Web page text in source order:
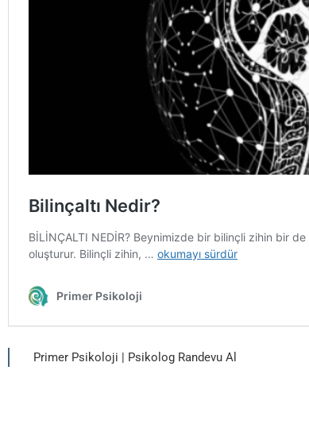
Primer Psikoloji | Psikolog Randevu Al